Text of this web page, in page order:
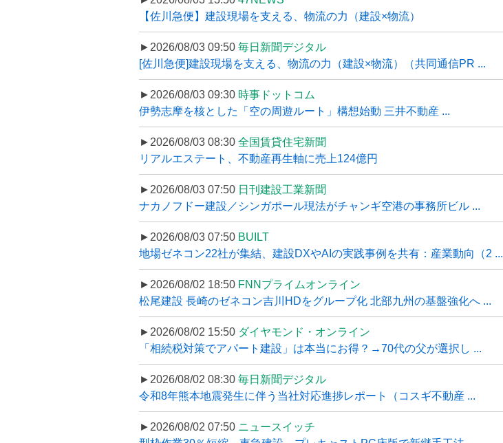
【佐川急便】建設現場を支える、物流の力（建設×物流）
►2026/08/03 09:50 毎日新聞デジタル
[佐川急便]建設現場を支える、物流の力（建設×物流）（共同通信PR ...
►2026/08/03 09:30 時事ドットコム
伊勢志摩を核とした「空の周遊ルート」構想始動 三井不動産 ...
►2026/08/03 08:30 全国賃貸住宅新聞
リアルエステート、不動産再生軸に売上124億円
►2026/08/03 07:50 日刊建設工業新聞
ナカノフドー建設／シンガポール現法がチャンギ空港の事務所ビル ...
►2026/08/03 07:50 BUILT
地場ゼネコン22社が集結、建設DXやAIの実践事例を共有：産業動向（2 ...
►2026/08/02 18:50 FNNプライムオンライン
松尾建設 長崎のゼネコン吉川HDをグループ化 北部九州の基盤強化へ ...
►2026/08/02 15:50 ダイヤモンド・オンライン
「相続税対策でアパート建設」は本当にお得？→70代の父が選択し ...
►2026/08/02 08:30 毎日新聞デジタル
令和8年熊本地震発生に伴う当社対応進捗レポート（コスギ不動産 ...
►2026/08/02 07:50 ニュースイッチ